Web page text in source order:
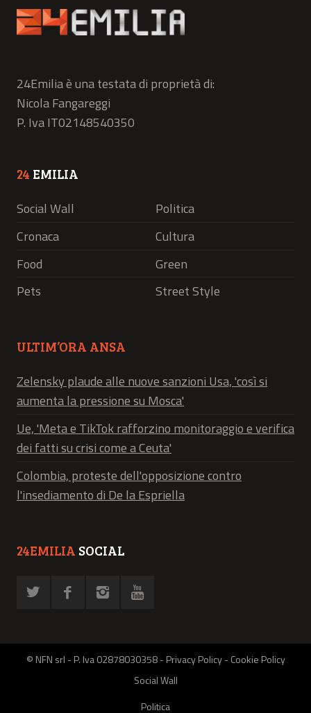
24Emilia è una testata di proprietà di:
Nicola Fangareggi
P. Iva IT02148540350
24 EMILIA
Social Wall
Politica
Cronaca
Cultura
Food
Green
Pets
Street Style
ULTIM’ORA ANSA
Zelensky plaude alle nuove sanzioni Usa, 'così si
aumenta la pressione su Mosca'
Ue, 'Meta e TikTok rafforzino monitoraggio e verifica
dei fatti su crisi come a Ceuta'
Colombia, proteste dell'opposizione contro
l'insediamento di De la Espriella
24EMILIA SOCIAL
© NFN srl - P. Iva 02878030358 -Privacy Policy-Cookie Policy
Social Wall
Politica